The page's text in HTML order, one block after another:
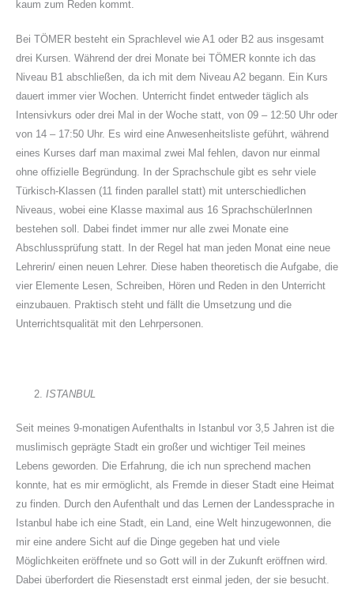
kaum zum Reden kommt.
Bei TÖMER besteht ein Sprachlevel wie A1 oder B2 aus insgesamt
drei Kursen. Während der drei Monate bei TÖMER konnte ich das
Niveau B1 abschließen, da ich mit dem Niveau A2 begann. Ein Kurs
dauert immer vier Wochen. Unterricht findet entweder täglich als
Intensivkurs oder drei Mal in der Woche statt, von 09 – 12:50 Uhr oder
von 14 – 17:50 Uhr. Es wird eine Anwesenheitsliste geführt, während
eines Kurses darf man maximal zwei Mal fehlen, davon nur einmal
ohne offizielle Begründung. In der Sprachschule gibt es sehr viele
Türkisch-Klassen (11 finden parallel statt) mit unterschiedlichen
Niveaus, wobei eine Klasse maximal aus 16 SprachschülerInnen
bestehen soll. Dabei findet immer nur alle zwei Monate eine
Abschlussprüfung statt. In der Regel hat man jeden Monat eine neue
Lehrerin/ einen neuen Lehrer. Diese haben theoretisch die Aufgabe, die
vier Elemente Lesen, Schreiben, Hören und Reden in den Unterricht
einzubauen. Praktisch steht und fällt die Umsetzung und die
Unterrichtsqualität mit den Lehrpersonen.
ISTANBUL
Seit meines 9-monatigen Aufenthalts in Istanbul vor 3,5 Jahren ist die
muslimisch geprägte Stadt ein großer und wichtiger Teil meines
Lebens geworden. Die Erfahrung, die ich nun sprechend machen
konnte, hat es mir ermöglicht, als Fremde in dieser Stadt eine Heimat
zu finden. Durch den Aufenthalt und das Lernen der Landessprache in
Istanbul habe ich eine Stadt, ein Land, eine Welt hinzugewonnen, die
mir eine andere Sicht auf die Dinge gegeben hat und viele
Möglichkeiten eröffnete und so Gott will in der Zukunft eröffnen wird.
Dabei überfordert die Riesenstadt erst einmal jeden, der sie besucht.